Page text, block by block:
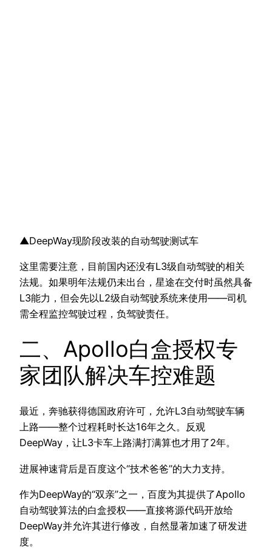
▲DeepWay现阶段改装的自动驾驶测试车
这里需要注意，目前国内还没有L3级自动驾驶的相关
法规。如果明年法规仍未出台，星途在交付时虽然具备
L3能力，但会先以L2级自动驾驶系统来使用——司机
需全程监控驾驶过程，负驾驶责任。
二、Apollo白盒授权专
家团队解决车控难题
最近，奔驰获得德国政府许可，允许L3自动驾驶车辆
上路——整个过程耗时长达16年之久。反观
DeepWay，让L3卡车上路满打满算也才用了2年。
进展神速背后是百度这个“技术爸爸”的大力支持。
作为DeepWay的“双亲”之一，百度为其提供了Apollo
自动驾驶算法的白盒授权——直接将源代码开放给
DeepWay并允许其进行修改，自然显著加速了研发进
度。